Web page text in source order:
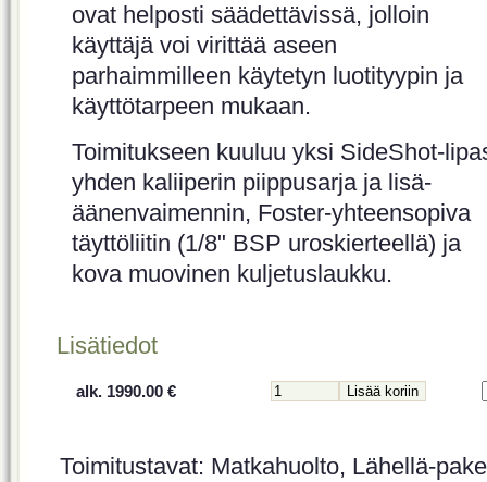
ovat helposti säädettävissä, jolloin
käyttäjä voi virittää aseen
parhaimmilleen käytetyn luotityypin ja
käyttötarpeen mukaan.
Toimitukseen kuuluu yksi SideShot-
yhden kaliiperin piippusarja ja lisä-
äänenvaimennin, Foster-yhteensopiva
täyttöliitin (1/8" BSP uroskierteellä) ja
kova muovinen kuljetuslaukku.
Lisätiedot
alk. 1990.00 €
Toimitustavat: Matkahuolto, Lähellä-